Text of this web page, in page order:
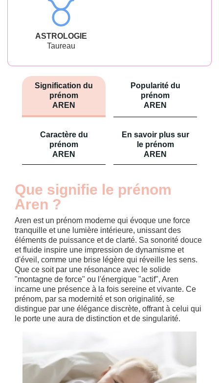
ASTROLOGIE
Taureau
Signification du
prénom
AREN
Popularité du
prénom
AREN
Caractère du
prénom
AREN
En savoir plus sur
le prénom
AREN
Que signifie le prénom
Aren ?
Aren est un prénom moderne qui évoque une force
tranquille et une lumière intérieure, unissant des
éléments de puissance et de clarté. Sa sonorité douce
et fluide inspire une impression de dynamisme et
d'éveil, comme une brise légère qui réveille les sens.
Que ce soit par une résonance avec le solide
"montagne de force" ou l'énergique "actif", Aren
incarne une présence à la fois sereine et vivante. Ce
prénom, par sa modernité et son originalité, se
distingue par une élégance discrète, offrant à celui qui
le porte une aura de distinction et de singularité.